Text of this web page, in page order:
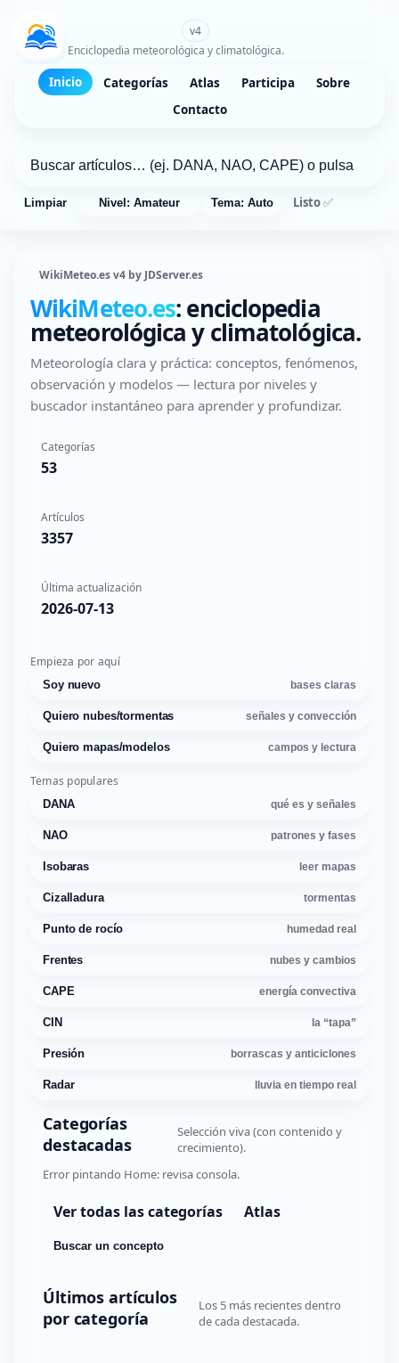
v4
Enciclopedia meteorológica y climatológica.
Inicio Categorías Atlas Participa
Sobre
Contacto
Limpiar Nivel: Amateur Tema: Auto Listo ✅
WikiMeteo.es v4 by JDServer.es
WikiMeteo.es: enciclopedia
meteorológica y climatológica.
Meteorología clara y práctica: conceptos, fenómenos,
observación y modelos — lectura por niveles y
buscador instantáneo para aprender y profundizar.
Categorías
53
Artículos
3357
Última actualización
2026-07-13
Empieza por aquí
Soy nuevo bases claras
Quiero nubes/tormentas señales y convección
Quiero mapas/modelos campos y lectura
Temas populares
DANA qué es y señales
NAO patrones y fases
Isobaras leer mapas
Cizalladura tormentas
Punto de rocío humedad real
Frentes nubes y cambios
CAPE energía convectiva
CIN la “tapa”
Presión borrascas y anticiclones
Radar lluvia en tiempo real
Categorías
destacadas
Selección viva (con contenido y
crecimiento).
Error pintando Home: revisa consola.
Ver todas las categorías Atlas
Buscar un concepto
Últimos artículos
por categoría
Los 5 más recientes dentro
de cada destacada.